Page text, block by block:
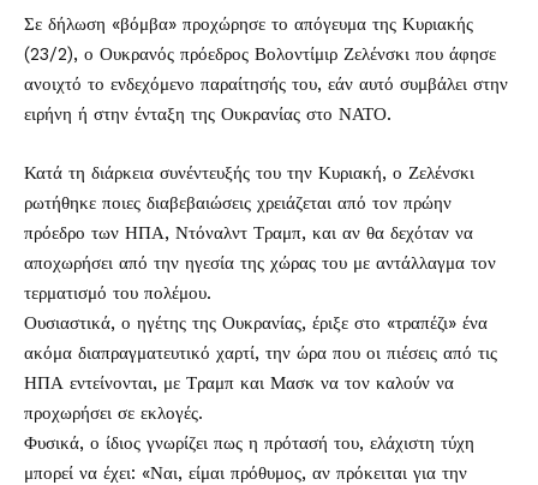
Σε δήλωση «βόμβα» προχώρησε το απόγευμα της Κυριακής
(23/2), ο Ουκρανός πρόεδρος Βολοντίμιρ Ζελένσκι που άφησε
ανοιχτό το ενδεχόμενο παραίτησής του, εάν αυτό συμβάλει στην
ειρήνη ή στην ένταξη της Ουκρανίας στο ΝΑΤΟ.
Κατά τη διάρκεια συνέντευξής του την Κυριακή, ο Ζελένσκι
ρωτήθηκε ποιες διαβεβαιώσεις χρειάζεται από τον πρώην
πρόεδρο των ΗΠΑ, Ντόναλντ Τραμπ, και αν θα δεχόταν να
αποχωρήσει από την ηγεσία της χώρας του με αντάλλαγμα τον
τερματισμό του πολέμου.
Ουσιαστικά, ο ηγέτης της Ουκρανίας, έριξε στο «τραπέζι» ένα
ακόμα διαπραγματευτικό χαρτί, την ώρα που οι πιέσεις από τις
ΗΠΑ εντείνονται, με Τραμπ και Μασκ να τον καλούν να
προχωρήσει σε εκλογές.
Φυσικά, ο ίδιος γνωρίζει πως η πρότασή του, ελάχιστη τύχη
μπορεί να έχει: «Ναι, είμαι πρόθυμος, αν πρόκειται για την